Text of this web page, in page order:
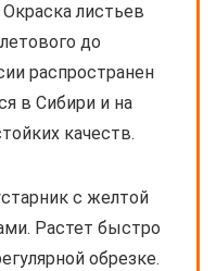
Окраска листьев
до
распространен
в Сибири и на
качеств.
с желтой
Растет быстро
обрезке.